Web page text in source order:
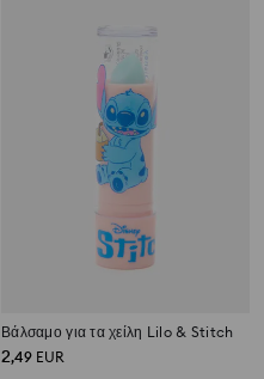
Βάλσαμο για τα χείλη Lilo & Stitch
2,49 EUR